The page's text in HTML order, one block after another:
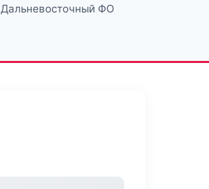
Дальневосточный ФО